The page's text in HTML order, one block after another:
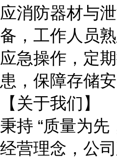
应消防器材与
备，工作人员
应急操作，定
患，保障存储安
【关于我们】
秉持 “质量为先
经营理念，公